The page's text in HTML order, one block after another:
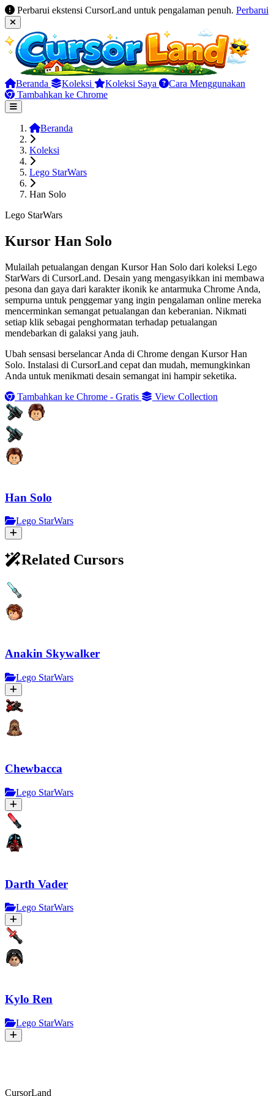
Perbarui ekstensi CursorLand untuk pengalaman penuh. Perbarui
Beranda Koleksi Koleksi Saya
Cara Menggunakan
Tambahkan ke Chrome
Beranda
Koleksi
Lego StarWars
Han Solo
Lego StarWars
Kursor Han Solo
Mulailah petualangan dengan Kursor Han Solo dari koleksi Lego
StarWars di CursorLand. Desain yang mengasyikkan ini membawa
pesona dan gaya dari karakter ikonik ke antarmuka Chrome Anda,
sempurna untuk penggemar yang ingin pengalaman online mereka
mencerminkan semangat petualangan dan keberanian. Nikmati
setiap klik sebagai penghormatan terhadap petualangan
mendebarkan di galaksi yang jauh.
Ubah sensasi berselancar Anda di Chrome dengan Kursor Han
Solo. Instalasi di CursorLand cepat dan mudah, memungkinkan
Anda untuk menikmati desain semangat ini hampir seketika.
Tambahkan ke Chrome - Gratis
View Collection
Han Solo
Lego StarWars
Related Cursors
Anakin Skywalker
Lego StarWars
Chewbacca
Lego StarWars
Darth Vader
Lego StarWars
Kylo Ren
Lego StarWars
CursorLand